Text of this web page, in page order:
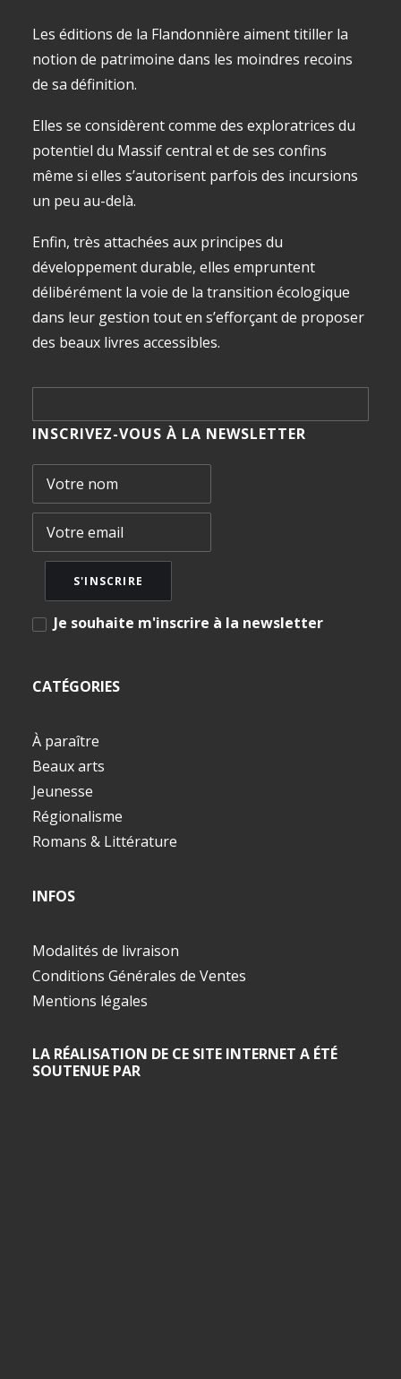
Les éditions de la Flandonnière aiment titiller la
notion de patrimoine dans les moindres recoins
de sa définition.
Elles se considèrent comme des exploratrices du
potentiel du Massif central et de ses confins
même si elles s’autorisent parfois des incursions
un peu au-delà.
Enfin, très attachées aux principes du
développement durable, elles empruntent
délibérément la voie de la transition écologique
dans leur gestion tout en s’efforçant de proposer
des beaux livres accessibles.
INSCRIVEZ-VOUS À LA NEWSLETTER
Je souhaite m'inscrire à la newsletter
CATÉGORIES
À paraître
Beaux arts
Jeunesse
Régionalisme
Romans & Littérature
INFOS
Modalités de livraison
Conditions Générales de Ventes
Mentions légales
LA RÉALISATION DE CE SITE INTERNET A ÉTÉ
SOUTENUE PAR